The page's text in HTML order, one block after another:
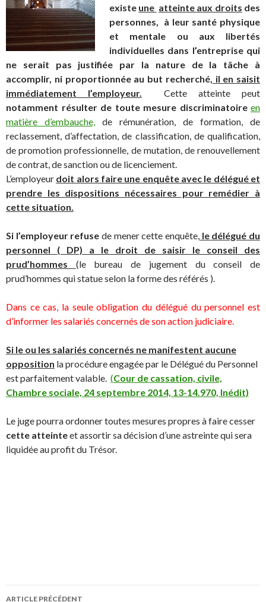
existe une atteinte aux droits des
personnes, à leur santé physique
et mentale ou aux libertés
individuelles dans l’entreprise qui
ne serait pas justifiée par la nature de la tâche à
accomplir, ni proportionnée au but recherché, il en saisit
immédiatement l’employeur.
Cette atteinte peut
notamment résulter de toute mesure discriminatoire en
matière d’embauche, de rémunération, de formation, de
reclassement, d’affectation, de classification, de qualification,
de promotion professionnelle, de mutation, de renouvellement
de contrat, de sanction ou de licenciement.
L’employeur doit alors faire une enquête avec le délégué et
prendre les dispositions nécessaires pour remédier à
cette situation.
Si l’employeur refuse de mener cette enquête, le délégué du
personnel ( DP) a le droit de saisir le conseil des
prud’hommes
(le bureau de jugement du conseil de
prud’hommes qui statue selon la forme des référés ).
Dans ce cas, la seule obligation du délégué du personnel est
d’informer les salariés concernés de son action judiciaire.
Si le ou les salariés concernés ne manifestent aucune
opposition la procédure engagée par le Délégué du Personnel
est parfaitement valable. (Cour de cassation, civile,
Chambre sociale, 24 septembre 2014, 13-14.970, Inédit)
Le juge pourra ordonner toutes mesures propres à faire cesser
cette atteinteet assortir sa décision d’une astreinte qui sera
liquidée au profit du Trésor.
Navigation
ARTICLE PRÉCÉDENT